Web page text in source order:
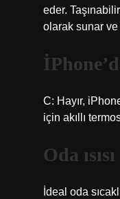
eder.
olarak sunar
C: Hayır,
için akıllı
Oda
İdeal oda